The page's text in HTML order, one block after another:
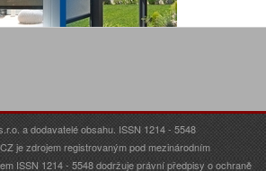
a dodavatelé obsahu. ISSN 1214 - 5548
je zdrojem registrovaným pod mezinárodním
ISSN 1214 - 5548 dodržuje právní předpisy o ochraně